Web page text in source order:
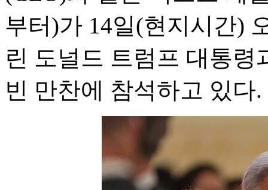
부터)가 14일(현지시간)
린 도널드 트럼프 대통
빈 만찬에 참석하고 있다.